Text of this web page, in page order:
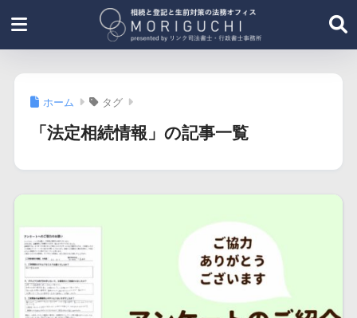
ホーム タグ
「法定相続情報」の記事一覧